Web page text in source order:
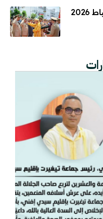
إطلاق اسم “العيون” على فوج ضباط 2026